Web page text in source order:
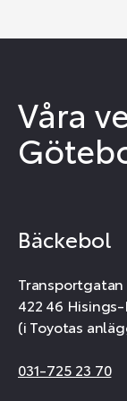
Våra
Bäckebol
Transportgatan
422 46 Hisings-
(i Toyotas
031-725 23 70